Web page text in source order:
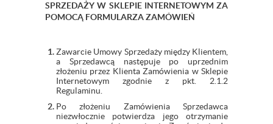
SPRZEDAŻY W SKLEPIE INTERNETOWYM ZA
POMOCĄ FORMULARZA ZAMÓWIEŃ
Zawarcie Umowy Sprzedaży między Klientem,
a Sprzedawcą następuje po uprzednim
złożeniu przez Klienta Zamówienia w Sklepie
Internetowym zgodnie z pkt. 2.1.2
Regulaminu.
Po złożeniu Zamówienia Sprzedawca
niezwłocznie potwierdza jego otrzymanie